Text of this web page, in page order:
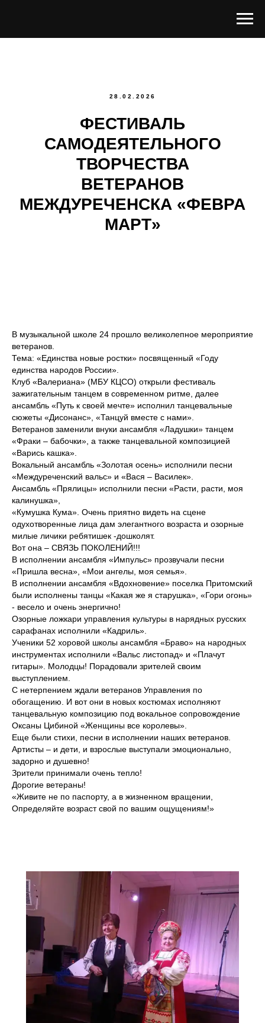
28.02.2026
ФЕСТИВАЛЬ
САМОДЕЯТЕЛЬНОГО
ТВОРЧЕСТВА
ВЕТЕРАНОВ
МЕЖДУРЕЧЕНСКА «ФЕВРА
МАРТ»
В музыкальной школе 24 прошло великолепное мероприятие
ветеранов.
Тема: «Единства новые ростки» посвященный «Году
единства народов России».
Клуб «Валериана» (МБУ КЦСО) открыли фестиваль
зажигательным танцем в современном ритме, далее
ансамбль «Путь к своей мечте» исполнил танцевальные
сюжеты «Дисонанс», «Танцуй вместе с нами».
Ветеранов заменили внуки ансамбля «Ладушки» танцем
«Фраки – бабочки», а также танцевальной композицией
«Варись кашка».
Вокальный ансамбль «Золотая осень» исполнили песни
«Междуреченский вальс» и «Вася – Василек».
Ансамбль «Прялицы» исполнили песни «Расти, расти, моя
калинушка»,
«Кумушка Кума». Очень приятно видеть на сцене
одухотворенные лица дам элегантного возраста и озорные
милые личики ребятишек -дошколят.
Вот она – СВЯЗЬ ПОКОЛЕНИЙ!!!
В исполнении ансамбля «Импульс» прозвучали песни
«Пришла весна», «Мои ангелы, моя семья».
В исполнении ансамбля «Вдохновение» поселка Притомский
были исполнены танцы «Какая же я старушка», «Гори огонь»
- весело и очень энергично!
Озорные ложкари управления культуры в нарядных русских
сарафанах исполнили «Кадриль».
Ученики 52 хоровой школы ансамбля «Браво» на народных
инструментах исполнили «Вальс листопад» и «Плачут
гитары». Молодцы! Порадовали зрителей своим
выступлением.
С нетерпением ждали ветеранов Управления по
обогащению. И вот они в новых костюмах исполняют
танцевальную композицию под вокальное сопровождение
Оксаны Цибиной «Женщины все королевы».
Еще были стихи, песни в исполнении наших ветеранов.
Артисты – и дети, и взрослые выступали эмоционально,
задорно и душевно!
Зрители принимали очень тепло!
Дорогие ветераны!
«Живите не по паспорту, а в жизненном вращении,
Определяйте возраст свой по вашим ощущениям!»